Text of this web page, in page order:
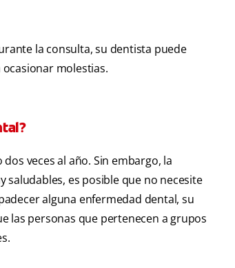
la consulta, su dentista puede
molestias.
veces al año. Sin embargo, la
saludables, es posible que no necesite
alguna enfermedad dental, su
las personas que pertenecen a grupos